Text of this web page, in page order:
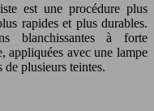
est une procédure plus
rapides et plus durables.
blanchissantes à forte
appliquées avec une lampe
plusieurs teintes.